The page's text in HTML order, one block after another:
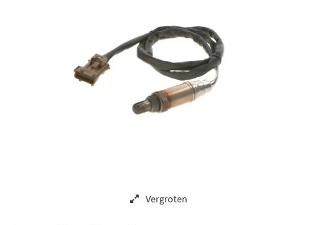
Vergroten